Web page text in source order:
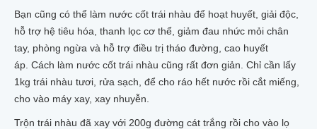
Bạn cũng có thể làm nước cốt trái nhàu để hoạt huyết, giải độc,
hỗ trợ hệ tiêu hóa, thanh lọc cơ thể, giảm đau nhức mỏi chân
tay, phòng ngừa và hỗ trợ điều trị tháo đường, cao huyết
áp. Cách làm nước cốt trái nhàu cũng rất đơn giản. Chỉ cần lấy
1kg trái nhàu tươi, rửa sạch, để cho ráo hết nước rồi cắt miếng,
cho vào máy xay, xay nhuyễn.
Trộn trái nhàu đã xay với 200g đường cát trắng rồi cho vào lọ